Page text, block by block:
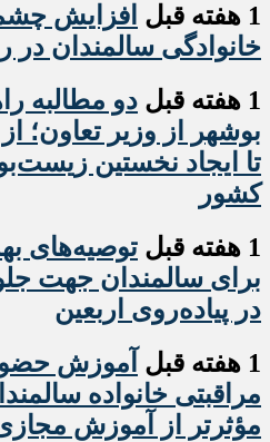
1 هفته قبل
افزایش
خانوادگی سالمندان در
1 هفته قبل
دو مطالبه
بوشهر از وزیر تعاون؛
تا ایجاد نخستین
کشور
1 هفته قبل
️توصیه‌های
برای سالمندان جهت
در پیاده‌روی اربعین
1 هفته قبل
آموزش
مراقبتی خانواده
مؤثرتر از آموزش